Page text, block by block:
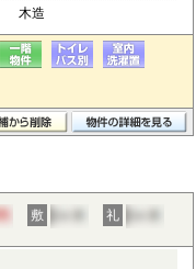
木造
敷 礼